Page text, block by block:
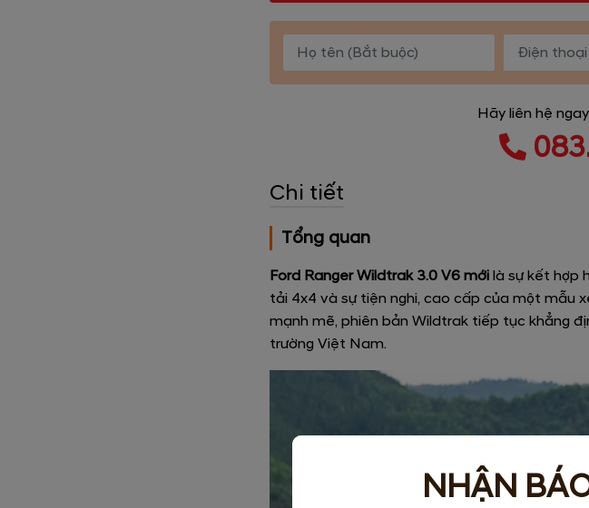
Hãy liên hệ
Chi tiết
Tổng quan
Ford Ranger Wildtrak 3.0 V6 mới là sự kết hợp
tải 4x4 và sự tiện nghi, cao cấp của một mẫu
mạnh mẽ, phiên bản Wildtrak tiếp tục khẳng
trường Việt Nam.
NHẬN